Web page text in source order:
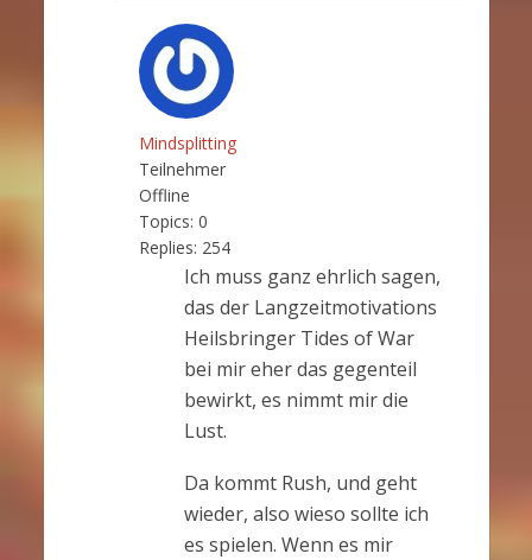
Mindsplitting
Teilnehmer
Offline
Topics: 0
Replies: 254
Ich muss ganz ehrlich sagen,
das der Langzeitmotivations
Heilsbringer Tides of War
bei mir eher das gegenteil
bewirkt, es nimmt mir die
Lust.
Da kommt Rush, und geht
wieder, also wieso sollte ich
es spielen. Wenn es mir